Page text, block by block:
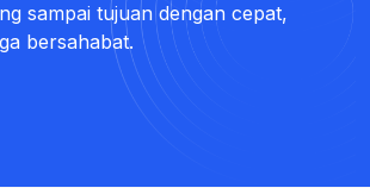
sampai tujuan dengan cepat,
bersahabat.